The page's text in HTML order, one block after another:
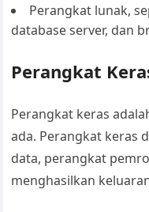
Perangkat lunak,
database server, dan
Perangkat
Perangkat keras
ada. Perangkat keras
data, perangkat
menghasilkan